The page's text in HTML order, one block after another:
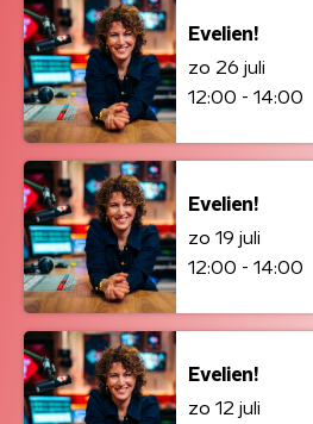
Evelien!
zo 26 juli
12:00 - 14:00
Evelien!
zo 19 juli
12:00 - 14:00
Evelien!
zo 12 juli